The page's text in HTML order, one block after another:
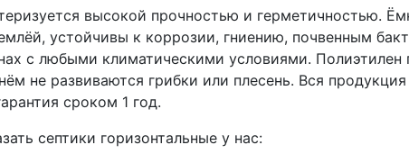
высокой прочностью и герметичностью.
устойчивы к коррозии, гниению, почвенным
с любыми климатическими условиями. Полиэтилен
не развиваются грибки или плесень. Вся
сроком 1 год.
септики горизонтальные у нас: